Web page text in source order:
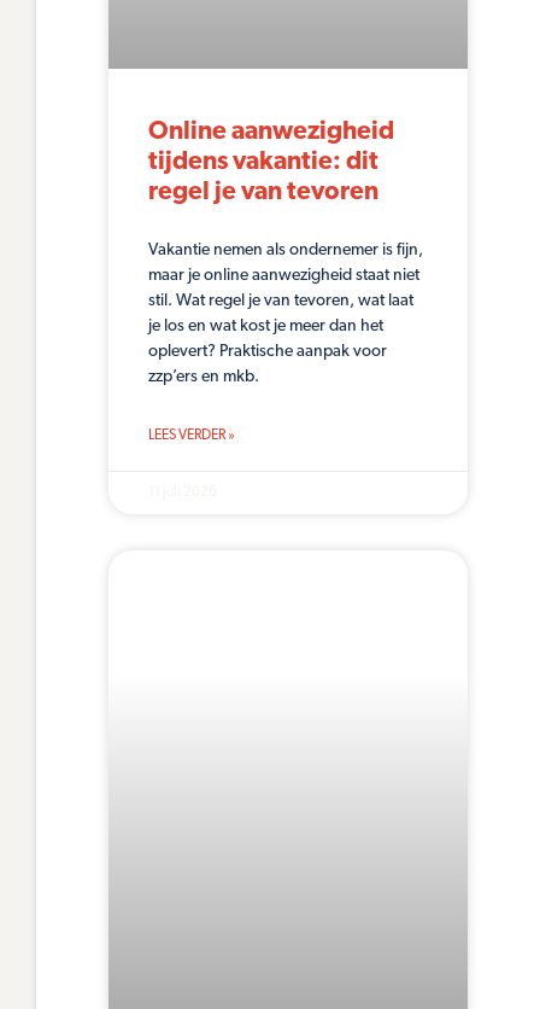
Online aanwezigheid
tijdens vakantie: dit
regel je van tevoren
Vakantie nemen als ondernemer is fijn,
maar je online aanwezigheid staat niet
stil. Wat regel je van tevoren, wat laat
je los en wat kost je meer dan het
oplevert? Praktische aanpak voor
zzp’ers en mkb.
LEES VERDER »